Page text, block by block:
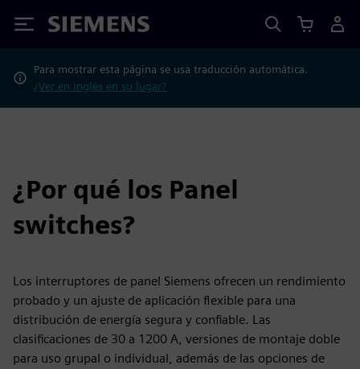
Siemens
Para mostrar esta página se usa traducción automática.
¿Ver en inglés en su lugar?
¿Por qué los Panel
switches?
Los interruptores de panel Siemens ofrecen un rendimiento
probado y un ajuste de aplicación flexible para una
distribución de energía segura y confiable. Las
clasificaciones de 30 a 1200 A, versiones de montaje doble
para uso grupal o individual, además de las opciones de